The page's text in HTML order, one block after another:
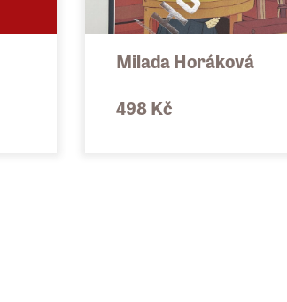
Milada Horáková
498 Kč